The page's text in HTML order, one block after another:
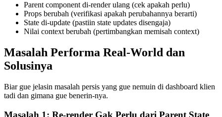
Parent component di-render ulang (cek apakah perlu)
Props berubah (verifikasi apakah perubahannya berarti)
State di-update (pastiin state updates disengaja)
Nilai context berubah (pertimbangkan memisah context)
Masalah Performa Real-World dan
Solusinya
Biar gue jelasin masalah persis yang gue nemuin di dashboard klien
tadi dan gimana gue benerin-nya.
Masalah 1: Re-render Gak Perlu dari Parent State